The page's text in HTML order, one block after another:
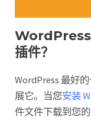
WordPress
插件？
WordPress 最好
展它。当您安装
件文件下载到您